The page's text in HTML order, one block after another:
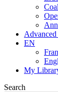
Advanced
EN
My
Search